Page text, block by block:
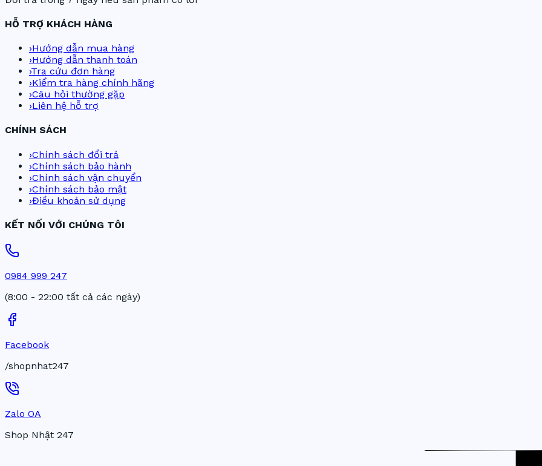
HỖ TRỢ KHÁCH HÀNG
›Hướng dẫn mua hàng
›Hướng dẫn thanh toán
›Tra cứu đơn hàng
›Kiểm tra hàng chính hãng
›Câu hỏi thường gặp
›Liên hệ hỗ trợ
CHÍNH SÁCH
›Chính sách đổi trả
›Chính sách bảo hành
›Chính sách vận chuyển
›Chính sách bảo mật
›Điều khoản sử dụng
KẾT NỐI VỚI CHÚNG TÔI
0984 999 247
(8:00 - 22:00 tất cả các ngày)
Facebook
/shopnhat247
Zalo OA
Shop Nhật 247